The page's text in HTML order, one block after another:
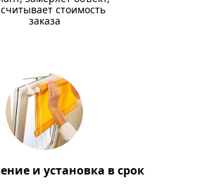
стоимость
заказа
и установка в срок